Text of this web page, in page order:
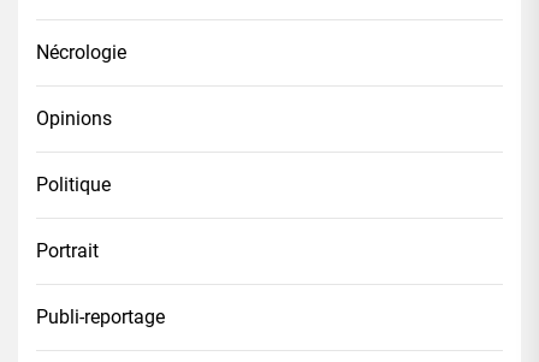
Nécrologie
Opinions
Politique
Portrait
Publi-reportage